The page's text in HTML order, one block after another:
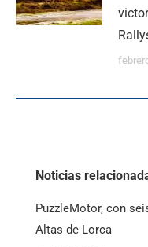
Noticias
PuzzleMotor, con
Altas de Lorca